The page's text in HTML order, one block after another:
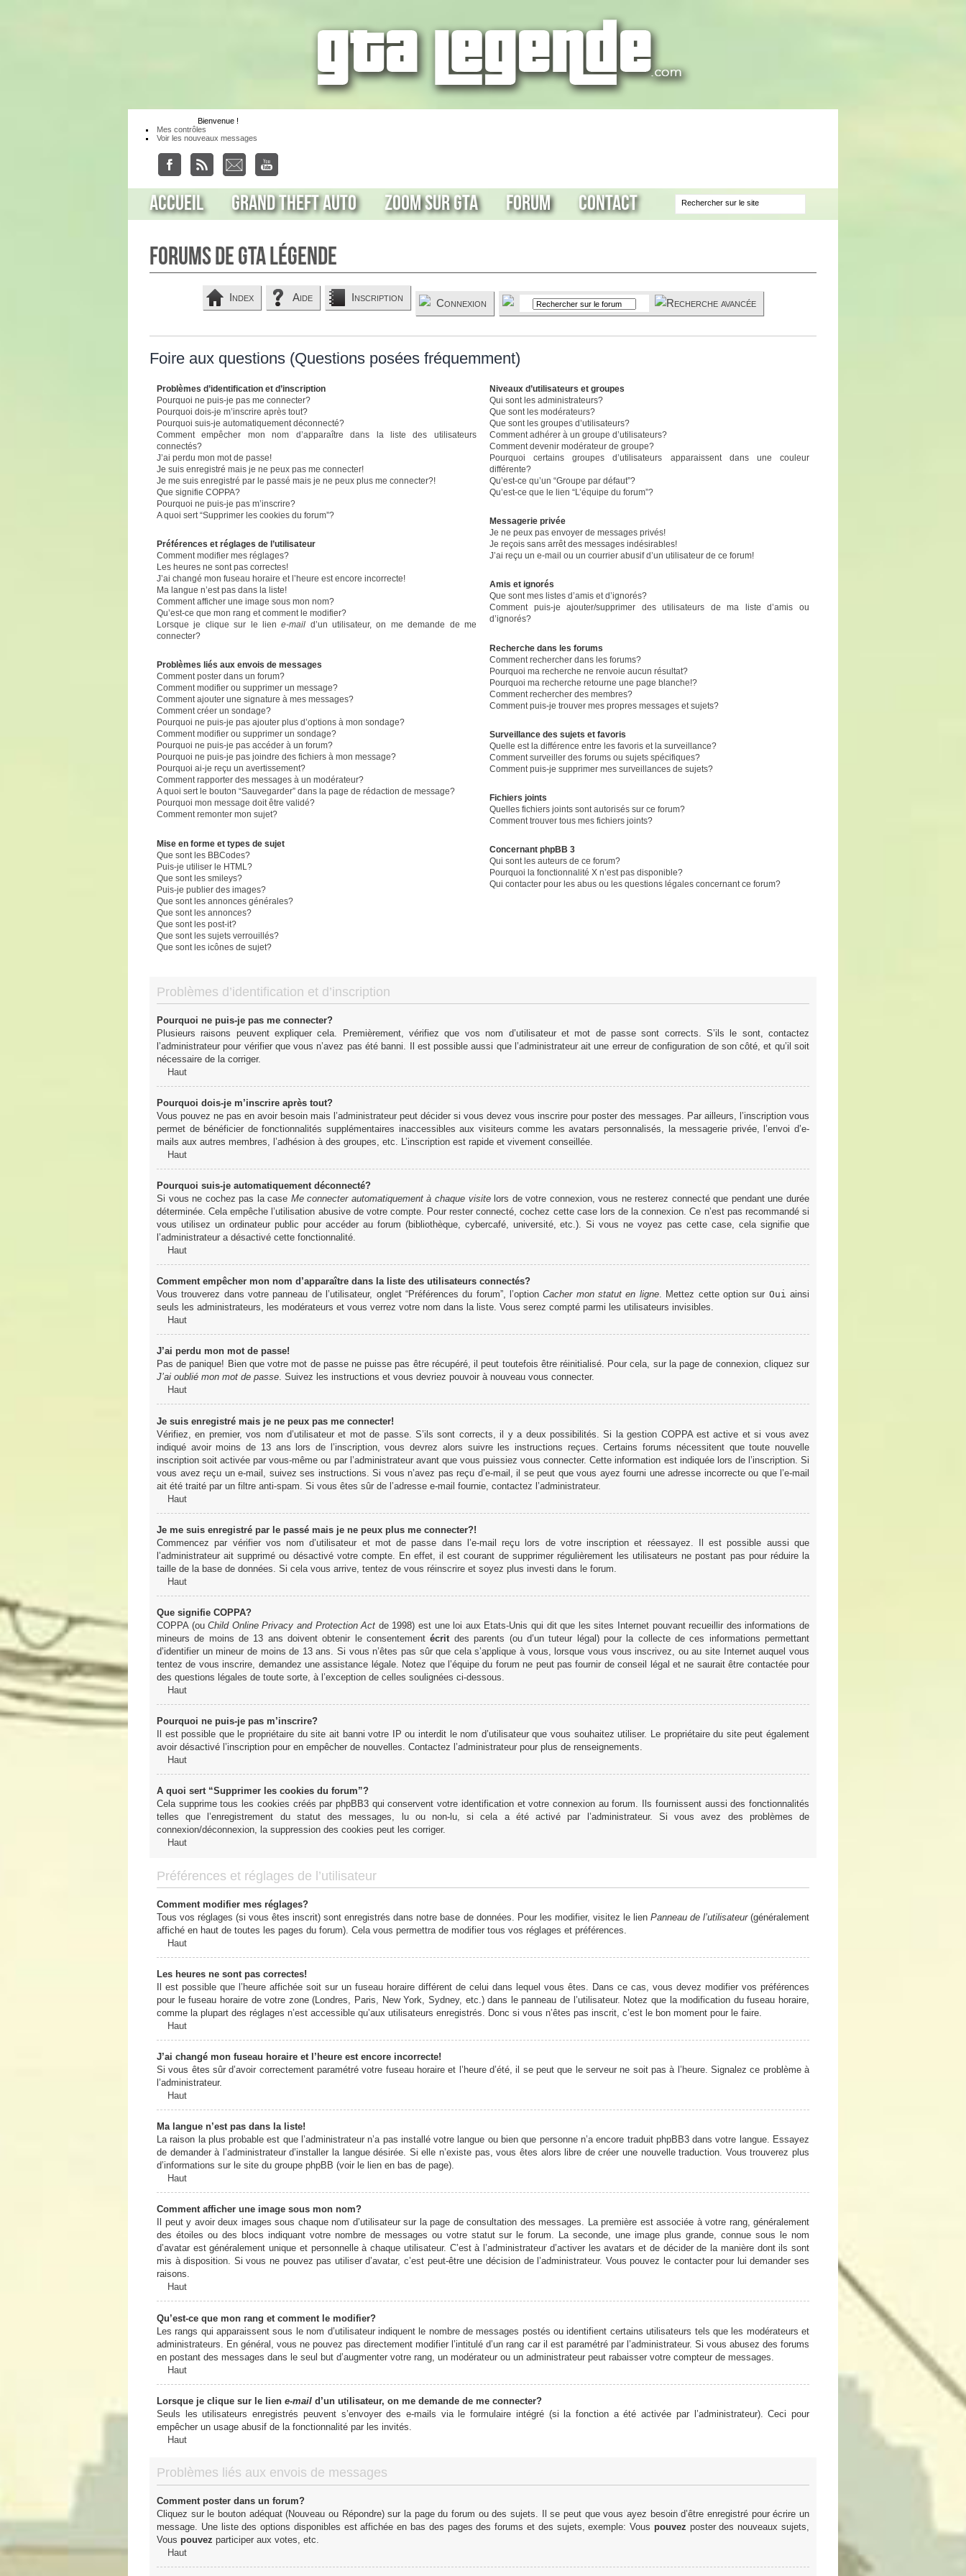
Bienvenue !
Mes contrôles
Voir les nouveaux messages
Accueil Grand Theft Auto Zoom sur GTA Forum Contact
Forums de GTA Légende
Index Aide Inscription Connexion
Foire aux questions (Questions posées fréquemment)
Problèmes d’identification et d’inscription
Pourquoi ne puis-je pas me connecter?
Pourquoi dois-je m’inscrire après tout?
Pourquoi suis-je automatiquement déconnecté?
Comment empêcher mon nom d’apparaître dans la liste des utilisateurs
connectés?
J’ai perdu mon mot de passe!
Je suis enregistré mais je ne peux pas me connecter!
Je me suis enregistré par le passé mais je ne peux plus me connecter?!
Que signifie COPPA?
Pourquoi ne puis-je pas m’inscrire?
A quoi sert “Supprimer les cookies du forum”?
Préférences et réglages de l’utilisateur
Comment modifier mes réglages?
Les heures ne sont pas correctes!
J’ai changé mon fuseau horaire et l’heure est encore incorrecte!
Ma langue n’est pas dans la liste!
Comment afficher une image sous mon nom?
Qu’est-ce que mon rang et comment le modifier?
Lorsque je clique sur le liene-mail d’un utilisateur, on me demande de me
connecter?
Problèmes liés aux envois de messages
Comment poster dans un forum?
Comment modifier ou supprimer un message?
Comment ajouter une signature à mes messages?
Comment créer un sondage?
Pourquoi ne puis-je pas ajouter plus d’options à mon sondage?
Comment modifier ou supprimer un sondage?
Pourquoi ne puis-je pas accéder à un forum?
Pourquoi ne puis-je pas joindre des fichiers à mon message?
Pourquoi ai-je reçu un avertissement?
Comment rapporter des messages à un modérateur?
A quoi sert le bouton “Sauvegarder” dans la page de rédaction de message?
Pourquoi mon message doit être validé?
Comment remonter mon sujet?
Mise en forme et types de sujet
Que sont les BBCodes?
Puis-je utiliser le HTML?
Que sont les smileys?
Puis-je publier des images?
Que sont les annonces générales?
Que sont les annonces?
Que sont les post-it?
Que sont les sujets verrouillés?
Que sont les icônes de sujet?
Niveaux d’utilisateurs et groupes
Qui sont les administrateurs?
Que sont les modérateurs?
Que sont les groupes d’utilisateurs?
Comment adhérer à un groupe d’utilisateurs?
Comment devenir modérateur de groupe?
Pourquoi certains groupes d’utilisateurs apparaissent dans une couleur
différente?
Qu’est-ce qu’un “Groupe par défaut”?
Qu’est-ce que le lien “L’équipe du forum”?
Messagerie privée
Je ne peux pas envoyer de messages privés!
Je reçois sans arrêt des messages indésirables!
J’ai reçu un e-mail ou un courrier abusif d’un utilisateur de ce forum!
Amis et ignorés
Que sont mes listes d’amis et d’ignorés?
Comment puis-je ajouter/supprimer des utilisateurs de ma liste d’amis ou
d’ignorés?
Recherche dans les forums
Comment rechercher dans les forums?
Pourquoi ma recherche ne renvoie aucun résultat?
Pourquoi ma recherche retourne une page blanche!?
Comment rechercher des membres?
Comment puis-je trouver mes propres messages et sujets?
Surveillance des sujets et favoris
Quelle est la différence entre les favoris et la surveillance?
Comment surveiller des forums ou sujets spécifiques?
Comment puis-je supprimer mes surveillances de sujets?
Fichiers joints
Quelles fichiers joints sont autorisés sur ce forum?
Comment trouver tous mes fichiers joints?
Concernant phpBB 3
Qui sont les auteurs de ce forum?
Pourquoi la fonctionnalité X n’est pas disponible?
Qui contacter pour les abus ou les questions légales concernant ce forum?
Problèmes d’identification et d’inscription
Pourquoi ne puis-je pas me connecter?
Plusieurs raisons peuvent expliquer cela. Premièrement, vérifiez que vos nom d’utilisateur et mot de passe sont corrects. S’ils le sont, contactez
l’administrateur pour vérifier que vous n’avez pas été banni. Il est possible aussi que l’administrateur ait une erreur de configuration de son côté, et qu’il soit
nécessaire de la corriger.
Haut
Pourquoi dois-je m’inscrire après tout?
Vous pouvez ne pas en avoir besoin mais l’administrateur peut décider si vous devez vous inscrire pour poster des messages. Par ailleurs, l’inscription vous
permet de bénéficier de fonctionnalités supplémentaires inaccessibles aux visiteurs comme les avatars personnalisés, la messagerie privée, l’envoi d’e-
mails aux autres membres, l’adhésion à des groupes, etc. L’inscription est rapide et vivement conseillée.
Haut
Pourquoi suis-je automatiquement déconnecté?
Si vous ne cochez pas la case Me connecter automatiquement à chaque visitelors de votre connexion, vous ne resterez connecté que pendant une durée
déterminée. Cela empêche l’utilisation abusive de votre compte. Pour rester connecté, cochez cette case lors de la connexion. Ce n’est pas recommandé si
vous utilisez un ordinateur public pour accéder au forum (bibliothèque, cybercafé, université, etc.). Si vous ne voyez pas cette case, cela signifie que
l’administrateur a désactivé cette fonctionnalité.
Haut
Comment empêcher mon nom d’apparaître dans la liste des utilisateurs connectés?
Vous trouverez dans votre panneau de l’utilisateur, onglet “Préférences du forum”, l’optionCacher mon statut en ligne. Mettez cette option sur Oui ainsi
seuls les administrateurs, les modérateurs et vous verrez votre nom dans la liste. Vous serez compté parmi les utilisateurs invisibles.
Haut
J’ai perdu mon mot de passe!
Pas de panique! Bien que votre mot de passe ne puisse pas être récupéré, il peut toutefois être réinitialisé. Pour cela, sur la page de connexion, cliquez sur
J’ai oublié mon mot de passe. Suivez les instructions et vous devriez pouvoir à nouveau vous connecter.
Haut
Je suis enregistré mais je ne peux pas me connecter!
Vérifiez, en premier, vos nom d’utilisateur et mot de passe. S’ils sont corrects, il y a deux possibilités. Si la gestion COPPA est active et si vous avez
indiqué avoir moins de 13 ans lors de l’inscription, vous devrez alors suivre les instructions reçues. Certains forums nécessitent que toute nouvelle
inscription soit activée par vous-même ou par l’administrateur avant que vous puissiez vous connecter. Cette information est indiquée lors de l’inscription. Si
vous avez reçu un e-mail, suivez ses instructions. Si vous n’avez pas reçu d’e-mail, il se peut que vous ayez fourni une adresse incorrecte ou que l’e-mail
ait été traité par un filtre anti-spam. Si vous êtes sûr de l’adresse e-mail fournie, contactez l’administrateur.
Haut
Je me suis enregistré par le passé mais je ne peux plus me connecter?!
Commencez par vérifier vos nom d’utilisateur et mot de passe dans l’e-mail reçu lors de votre inscription et réessayez. Il est possible aussi que
l’administrateur ait supprimé ou désactivé votre compte. En effet, il est courant de supprimer régulièrement les utilisateurs ne postant pas pour réduire la
taille de la base de données. Si cela vous arrive, tentez de vous réinscrire et soyez plus investi dans le forum.
Haut
Que signifie COPPA?
COPPA (ouChild Online Privacy and Protection Act de 1998) est une loi aux Etats-Unis qui dit que les sites Internet pouvant recueillir des informations de
mineurs de moins de 13 ans doivent obtenir le consentementécrit des parents (ou d’un tuteur légal) pour la collecte de ces informations permettant
d’identifier un mineur de moins de 13 ans. Si vous n’êtes pas sûr que cela s’applique à vous, lorsque vous vous inscrivez, ou au site Internet auquel vous
tentez de vous inscrire, demandez une assistance légale. Notez que l’équipe du forum ne peut pas fournir de conseil légal et ne saurait être contactée pour
des questions légales de toute sorte, à l’exception de celles soulignées ci-dessous.
Haut
Pourquoi ne puis-je pas m’inscrire?
Il est possible que le propriétaire du site ait banni votre IP ou interdit le nom d’utilisateur que vous souhaitez utiliser. Le propriétaire du site peut également
avoir désactivé l’inscription pour en empêcher de nouvelles. Contactez l’administrateur pour plus de renseignements.
Haut
A quoi sert “Supprimer les cookies du forum”?
Cela supprime tous les cookies créés par phpBB3 qui conservent votre identification et votre connexion au forum. Ils fournissent aussi des fonctionnalités
telles que l’enregistrement du statut des messages, lu ou non-lu, si cela a été activé par l’administrateur. Si vous avez des problèmes de
connexion/déconnexion, la suppression des cookies peut les corriger.
Haut
Préférences et réglages de l’utilisateur
Comment modifier mes réglages?
Tous vos réglages (si vous êtes inscrit) sont enregistrés dans notre base de données. Pour les modifier, visitez le lien Panneau de l’utilisateur(généralement
affiché en haut de toutes les pages du forum). Cela vous permettra de modifier tous vos réglages et préférences.
Haut
Les heures ne sont pas correctes!
Il est possible que l’heure affichée soit sur un fuseau horaire différent de celui dans lequel vous êtes. Dans ce cas, vous devez modifier vos préférences
pour le fuseau horaire de votre zone (Londres, Paris, New York, Sydney, etc.) dans le panneau de l’utilisateur. Notez que la modification du fuseau horaire,
comme la plupart des réglages n’est accessible qu’aux utilisateurs enregistrés. Donc si vous n’êtes pas inscrit, c’est le bon moment pour le faire.
Haut
J’ai changé mon fuseau horaire et l’heure est encore incorrecte!
Si vous êtes sûr d’avoir correctement paramétré votre fuseau horaire et l’heure d’été, il se peut que le serveur ne soit pas à l’heure. Signalez ce problème à
l’administrateur.
Haut
Ma langue n’est pas dans la liste!
La raison la plus probable est que l’administrateur n’a pas installé votre langue ou bien que personne n’a encore traduit phpBB3 dans votre langue. Essayez
de demander à l’administrateur d’installer la langue désirée. Si elle n’existe pas, vous êtes alors libre de créer une nouvelle traduction. Vous trouverez plus
d’informations sur le site du groupe phpBB (voir le lien en bas de page).
Haut
Comment afficher une image sous mon nom?
Il peut y avoir deux images sous chaque nom d’utilisateur sur la page de consultation des messages. La première est associée à votre rang, généralement
des étoiles ou des blocs indiquant votre nombre de messages ou votre statut sur le forum. La seconde, une image plus grande, connue sous le nom
d’avatar est généralement unique et personnelle à chaque utilisateur. C’est à l’administrateur d’activer les avatars et de décider de la manière dont ils sont
mis à disposition. Si vous ne pouvez pas utiliser d’avatar, c’est peut-être une décision de l’administrateur. Vous pouvez le contacter pour lui demander ses
raisons.
Haut
Qu’est-ce que mon rang et comment le modifier?
Les rangs qui apparaissent sous le nom d’utilisateur indiquent le nombre de messages postés ou identifient certains utilisateurs tels que les modérateurs et
administrateurs. En général, vous ne pouvez pas directement modifier l’intitulé d’un rang car il est paramétré par l’administrateur. Si vous abusez des forums
en postant des messages dans le seul but d’augmenter votre rang, un modérateur ou un administrateur peut rabaisser votre compteur de messages.
Haut
Lorsque je clique sur le lien e-mail d’un utilisateur, on me demande de me connecter?
Seuls les utilisateurs enregistrés peuvent s’envoyer des e-mails via le formulaire intégré (si la fonction a été activée par l’administrateur). Ceci pour
empêcher un usage abusif de la fonctionnalité par les invités.
Haut
Problèmes liés aux envois de messages
Comment poster dans un forum?
Cliquez sur le bouton adéquat (Nouveau ou Répondre) sur la page du forum ou des sujets. Il se peut que vous ayez besoin d’être enregistré pour écrire un
message. Une liste des options disponibles est affichée en bas des pages des forums et des sujets, exemple: Vous pouvez poster des nouveaux sujets,
Vous pouvez participer aux votes, etc.
Haut